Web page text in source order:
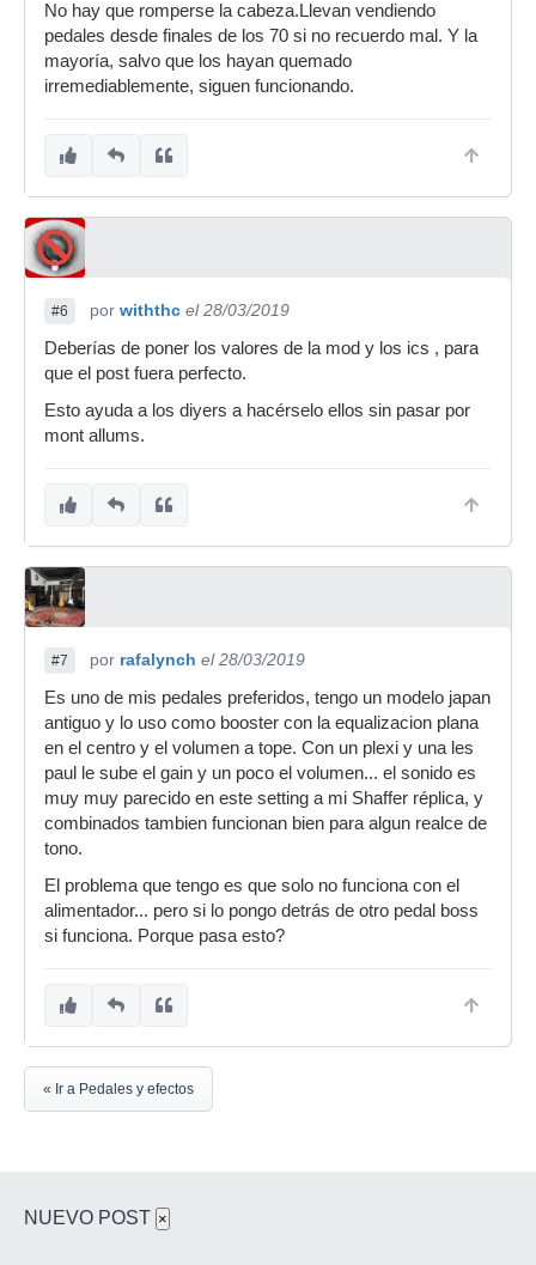
No hay que romperse la cabeza.Llevan vendiendo
pedales desde finales de los 70 si no recuerdo mal. Y la
mayoría, salvo que los hayan quemado
irremediablemente, siguen funcionando.
#6 por withthc el 28/03/2019
Deberías de poner los valores de la mod y los ics , para
que el post fuera perfecto.
Esto ayuda a los diyers a hacérselo ellos sin pasar por
mont allums.
#7 por rafalynch el 28/03/2019
Es uno de mis pedales preferidos, tengo un modelo japan
antiguo y lo uso como booster con la equalizacion plana
en el centro y el volumen a tope. Con un plexi y una les
paul le sube el gain y un poco el volumen... el sonido es
muy muy parecido en este setting a mi Shaffer réplica, y
combinados tambien funcionan bien para algun realce de
tono.
El problema que tengo es que solo no funciona con el
alimentador... pero si lo pongo detrás de otro pedal boss
si funciona. Porque pasa esto?
« Ir a Pedales y efectos
NUEVO POST ×